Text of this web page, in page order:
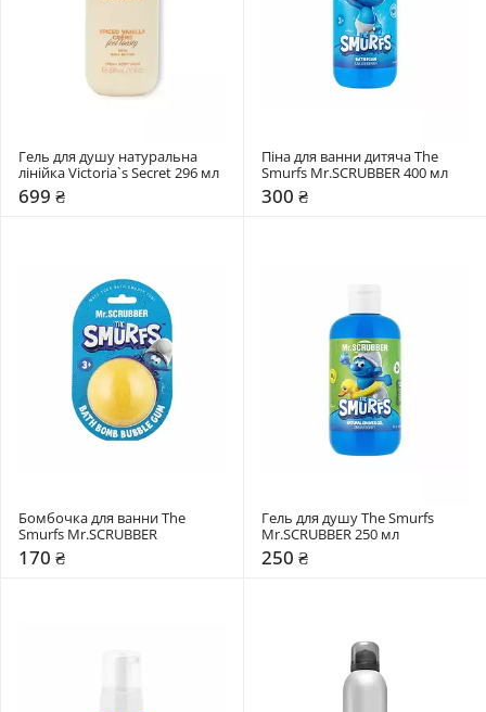
Гель для душу натуральна
лінійка Victoria`s Secret 296 мл
699 ₴
Піна для ванни дитяча The
Smurfs Mr.SCRUBBER 400 мл
300 ₴
Бомбочка для ванни The
Smurfs Mr.SCRUBBER
170 ₴
Гель для душу The Smurfs
Mr.SCRUBBER 250 мл
250 ₴